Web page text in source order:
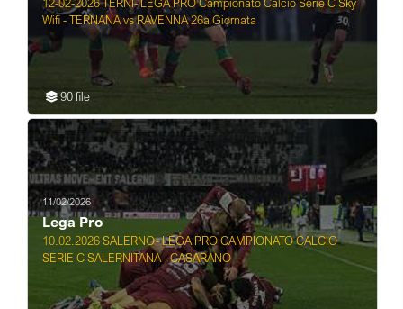
Wifi - TERNANA vs RAVENNA 26a Giornata
90 file
11/02/2026
Lega Pro
10.02.2026 SALERNO- LEGA PRO CAMPIONATO CALCIO
SERIE C SALERNITANA - CASARANO